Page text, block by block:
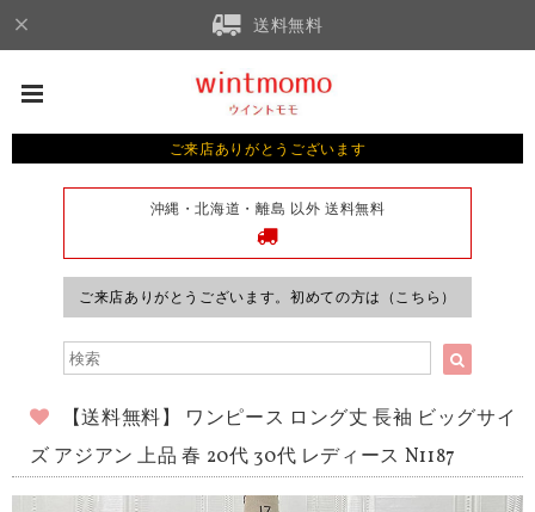
送料無料
ご来店ありがとうございます
沖縄・北海道・離島 以外 送料無料
ご来店ありがとうございます。初めての方は（こちら）
【送料無料】 ワンピース ロング丈 長袖 ビッグサイ
ズ アジアン 上品 春 20代 30代 レディース N1187